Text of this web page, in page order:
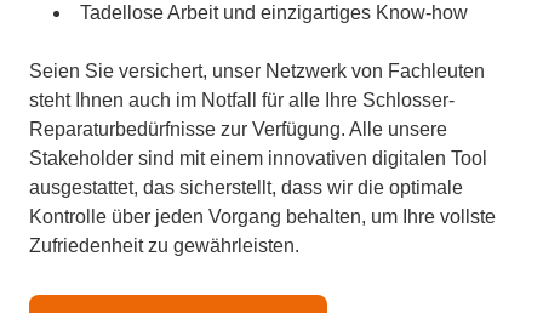
Tadellose Arbeit und einzigartiges Know-how
Seien Sie versichert, unser Netzwerk von Fachleuten
steht Ihnen auch im Notfall für alle Ihre Schlosser-
Reparaturbedürfnisse zur Verfügung. Alle unsere
Stakeholder sind mit einem innovativen digitalen Tool
ausgestattet, das sicherstellt, dass wir die optimale
Kontrolle über jeden Vorgang behalten, um Ihre vollste
Zufriedenheit zu gewährleisten.